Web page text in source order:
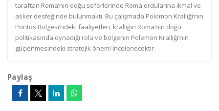
taraftan Roma’nın doğu seferlerinde Roma ordularına ikmal ve
asker desteğinde bulunmaktı. Bu çalışmada Polomon Krallığı’nın
Pontos Bölgesi’ndeki faaliyetleri, krallığın Roma’nın doğu
politikasında oynadığı rolü ve bölgenin Polemon Krallığı’nın
güçlenmesindeki stratejik önemi incelenecektir.
Paylaş